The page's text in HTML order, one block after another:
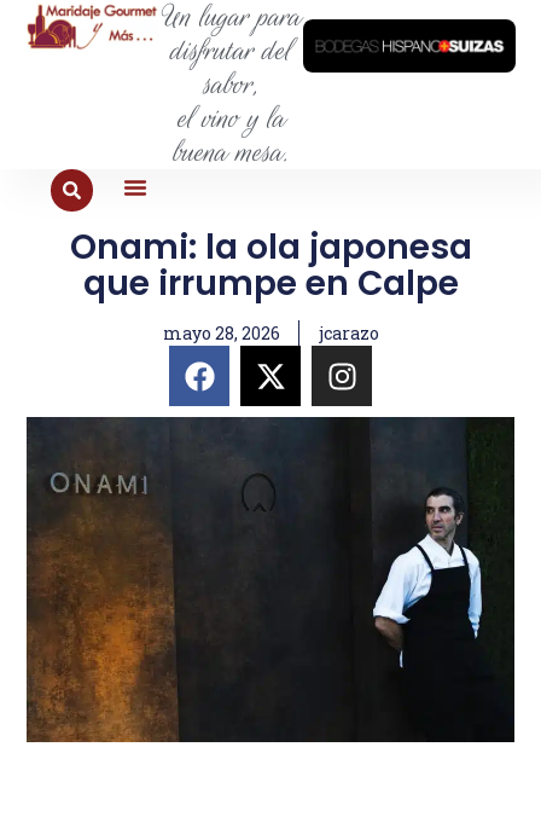
Un lugar para
disfrutar del
sabor,
el vino y la
buena mesa.
Onami: la ola japonesa
que irrumpe en Calpe
mayo 28, 2026 jcarazo